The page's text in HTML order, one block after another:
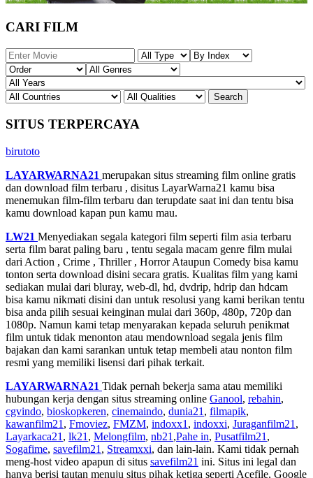
CARI FILM
SITUS TERPERCAYA
birutoto
LAYARWARNA21 merupakan situs streaming film online gratis
dan download film terbaru , disitus LayarWarna21 kamu bisa
menemukan film-film terbaru dan terupdate saat ini dan tentu bisa
kamu download kapan pun kamu mau.
LW21 Menyediakan segala kategori film seperti film asia terbaru
serta film barat paling baru , tentu segala macam genre film mulai
dari Action , Crime , Thriller , Horror Ataupun Comedy bisa kamu
tonton serta download disini secara gratis. Kualitas film yang kami
sediakan mulai dari bluray, web-dl, hd, dvdrip, hdrip dan hdcam
bisa kamu nikmati disini dan untuk resolusi yang kami berikan tentu
bisa anda pilih sesuai keinginan mulai dari 360p, 480p, 720p dan
1080p. Namun kami tetap menyarakan kepada seluruh penikmat
film untuk tidak menonton atau mendownload segala jenis film
bajakan dan kami sarankan untuk tetap membeli atau nonton film
resmi yang memiliki lisensi dari pihak terkait.
LAYARWARNA21 Tidak pernah bekerja sama atau memiliki
hubungan kerja dengan situs streaming online Ganool, rebahin,
cgvindo, bioskopkeren, cinemaindo, dunia21 , filmapik,
kawanfilm21 , Fmoviez, FMZM, indoxx1 , indoxxi, Juraganfilm21 ,
Layarkaca21 , lk21 , Melongfilm, nb21 ,Pahe in, Pusatfilm21 ,
Sogafime, savefilm21 , Streamxxi, dan lain-lain. Kami tidak pernah
meng-host video apapun di situs savefilm21 ini. Situs ini legal dan
hanya berisi tautan menuju situs pihak ketiga seperti Acefile, Google